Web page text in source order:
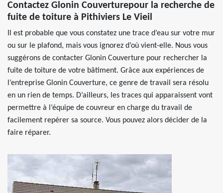
Contactez Glonin Couverturepour la recherche de
fuite de toiture à Pithiviers Le Vieil
Il est probable que vous constatez une trace d’eau sur votre mur
ou sur le plafond, mais vous ignorez d’où vient-elle. Nous vous
suggérons de contacter Glonin Couverture pour rechercher la
fuite de toiture de votre bâtiment. Grâce aux expériences de
l’entreprise Glonin Couverture, ce genre de travail sera résolu
en un rien de temps. D’ailleurs, les traces qui apparaissent vont
permettre à l’équipe de couvreur en charge du travail de
facilement repérer sa source. Vous pouvez alors décider de la
faire réparer.